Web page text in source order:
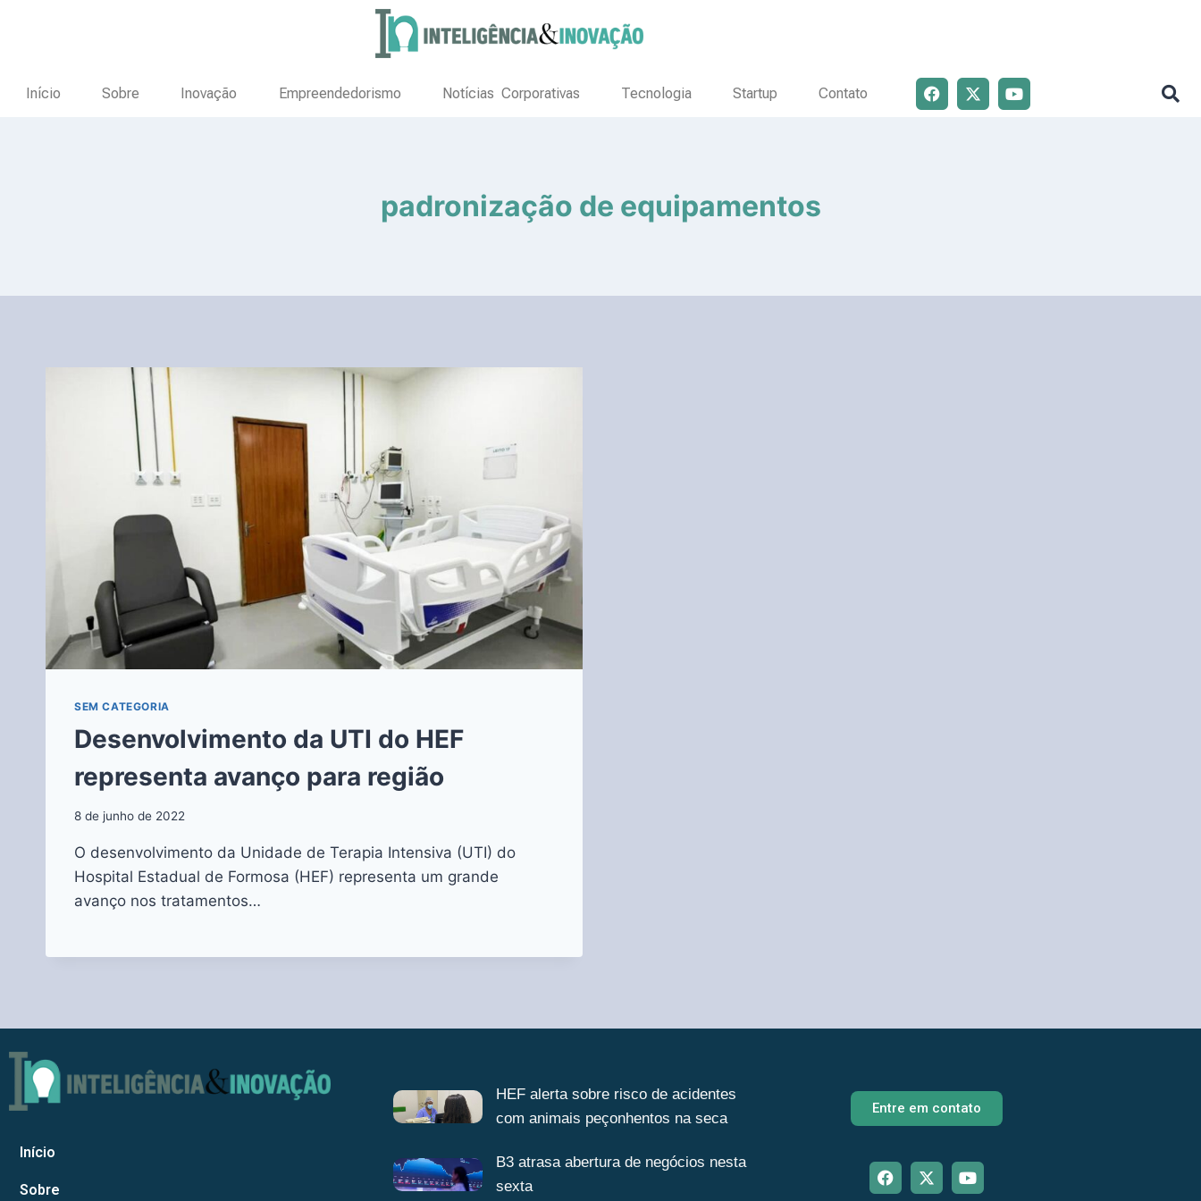
Início Sobre Inovação Empreendedorismo Notícias Corporativas Tecnologia Startup Contato
padronização de equipamentos
SEM CATEGORIA
Desenvolvimento da UTI do HEF
representa avanço para região
8 de junho de 2022
O desenvolvimento da Unidade de Terapia Intensiva (UTI) do
Hospital Estadual de Formosa (HEF) representa um grande
avanço nos tratamentos…
Início
Sobre
HEF alerta sobre risco de acidentes
com animais peçonhentos na seca
B3 atrasa abertura de negócios nesta
sexta
Entre em contato